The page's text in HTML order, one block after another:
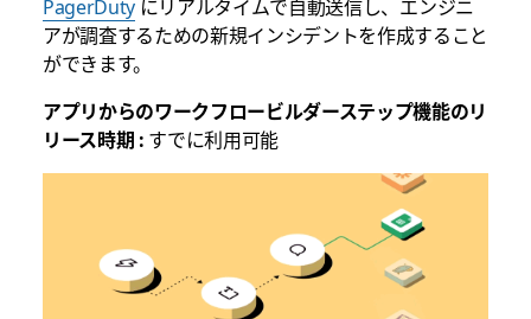
PagerDutyにリアルタイムで自動送信し、エンジニ
アが調査するための新規インシデントを作成すること
ができます。
アプリからのワークフロービルダーステップ機能のリ
リース時期 : すでに利用可能